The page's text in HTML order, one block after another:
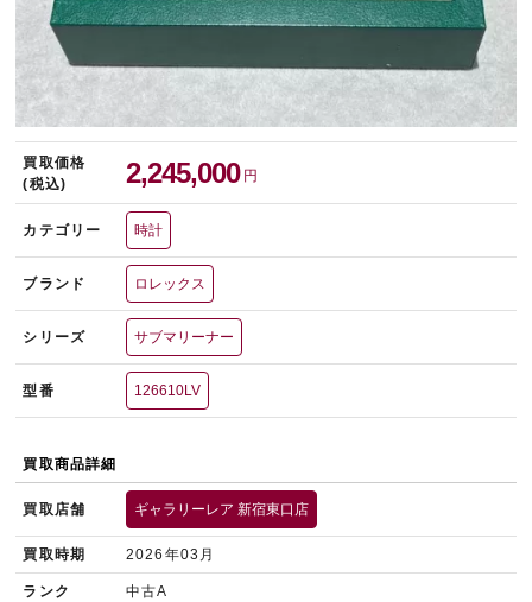
買取価格
(税込)
2,245,000 円
カテゴリー 時計
ブランド ロレックス
シリーズ サブマリーナー
型番 126610LV
買取商品詳細
買取店舗 ギャラリーレア 新宿東口店
買取時期 2026年03月
ランク 中古A